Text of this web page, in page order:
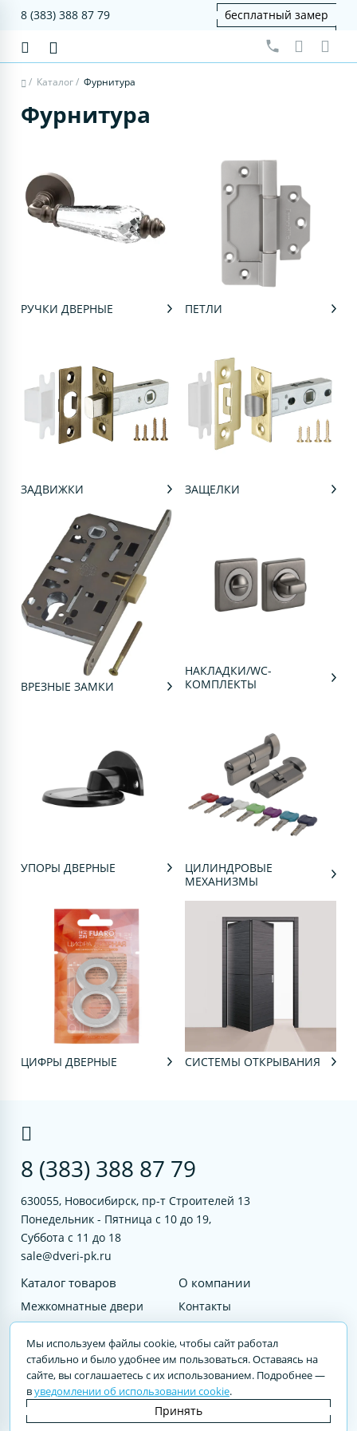
8 (383) 388 87 79 бесплатный замер
/ Каталог/ Фурнитура
Фурнитура
РУЧКИ ДВЕРНЫЕ ПЕТЛИ
ЗАДВИЖКИ ЗАЩЕЛКИ
ВРЕЗНЫЕ ЗАМКИ
НАКЛАДКИ/WC-
КОМПЛЕКТЫ
УПОРЫ ДВЕРНЫЕ
ЦИЛИНДРОВЫЕ
МЕХАНИЗМЫ
ЦИФРЫ ДВЕРНЫЕ СИСТЕМЫ ОТКРЫВАНИЯ
8 (383) 388 87 79
630055, Новосибирск, пр-т Строителей 13
Понедельник - Пятница с 10 до 19,
Суббота с 11 до 18
sale@dveri-pk.ru
Каталог товаров
Межкомнатные двери
Входные двери
Услуги
О компании
Контакты
© 2023 DVERI-PK.RU Авторские права защищены. Полное или частичное
воспроизведение материалов cайта без письменного разрешения —
запрещено.
Мы используем файлы cookie, чтобы сайт работал
стабильно и было удобнее им пользоваться. Оставаясь на
сайте, вы соглашаетесь с их использованием. Подробнее —
вуведомлении об использовании cookie.
Принять